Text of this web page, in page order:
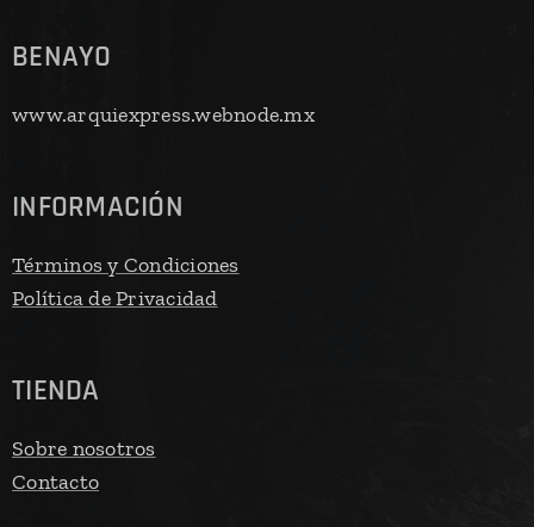
BENAYO
www.arquiexpress.webnode.mx
INFORMACIÓN
Términos y Condiciones
Política de Privacidad
TIENDA
Sobre nosotros
Contacto